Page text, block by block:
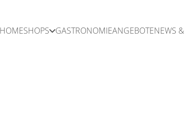
HOMESHOPS GASTRONOMIEANGEBOTENEWS &